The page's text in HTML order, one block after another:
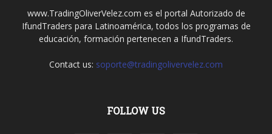
www.TradingOliverVelez.com es el portal Autorizado de
IfundTraders para Latinoamérica, todos los programas de
educación, formación pertenecen a IfundTraders.
Contact us: soporte@tradingolivervelez.com
FOLLOW US